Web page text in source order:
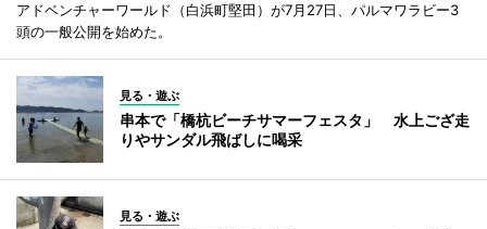
アドベンチャーワールド（白浜町堅田）が7月27日、パルマワラビー3
頭の一般公開を始めた。
見る・遊ぶ
串本で「橋杭ビーチサマーフェスタ」 水上ござ走
りやサンダル飛ばしに喝采
見る・遊ぶ